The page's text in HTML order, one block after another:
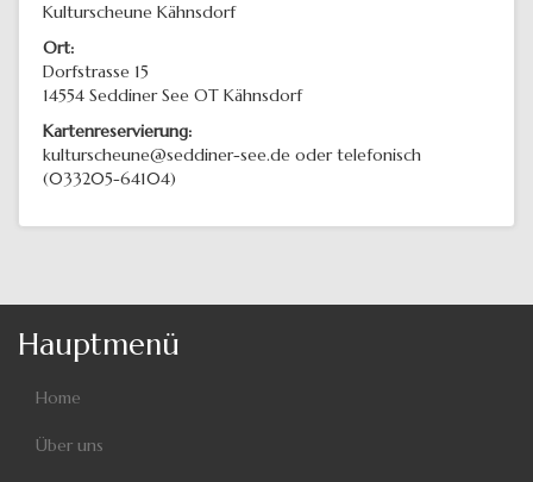
Kulturscheune Kähnsdorf
Ort:
Dorfstrasse 15
14554 Seddiner See OT Kähnsdorf
Kartenreservierung:
kulturscheune@seddiner-see.de oder telefonisch
(033205-64104)
Hauptmenü
Home
Über uns